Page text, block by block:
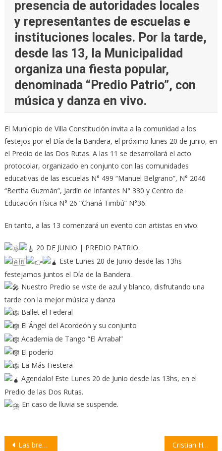
presencia de autoridades locales
y representantes de escuelas e
instituciones locales. Por la tarde,
desde las 13, la Municipalidad
organiza una fiesta popular,
denominada “Predio Patrio”, con
música y danza en vivo.
El Municipio de Villa Constitución invita a la comunidad a los
festejos por el Día de la Bandera, el próximo lunes 20 de junio, en
el Predio de las Dos Rutas. A las 11 se desarrollará el acto
protocolar, organizado en conjunto con las comunidades
educativas de las escuelas N° 499 “Manuel Belgrano”, N° 2046
“Bertha Guzmán”, Jardín de Infantes N° 330 y Centro de
Educación Física N° 26 “Chaná Timbú” N°36.
En tanto, a las 13 comenzará un evento con artistas en vivo.
20 DE JUNIO | PREDIO PATRIO.
Este Lunes 20 de Junio desde las 13hs
festejamos juntos el Día de la Bandera.
Nuestro Predio se viste de azul y blanco, disfrutando una
tarde con la mejor música y danza
Ballet el Federal
El Ángel del Acordeón y su conjunto
Academia de Tango “El Arrabal”
El poderío
La Más Fiestera
Agendalo! Este Lunes 20 de Junio desde las 13hs, en el
Predio de las Dos Rutas.
En caso de lluvia se suspende.
Navegación
Las brechas laborales entre hombres y mujeres se profundizaron en 2021 Cristian Horton participa en la Asamblea General de la Alianza Cooperativa Internacional